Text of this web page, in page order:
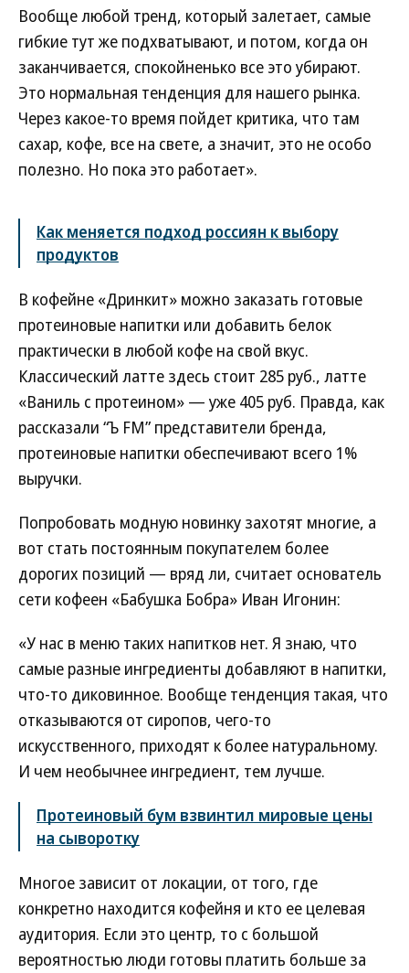
Вообще любой тренд, который залетает, самые
гибкие тут же подхватывают, и потом, когда он
заканчивается, спокойненько все это убирают.
Это нормальная тенденция для нашего рынка.
Через какое-то время пойдет критика, что там
сахар, кофе, все на свете, а значит, это не особо
полезно. Но пока это работает».
Как меняется подход россиян к выбору
продуктов
В кофейне «Дринкит» можно заказать готовые
протеиновые напитки или добавить белок
практически в любой кофе на свой вкус.
Классический латте здесь стоит 285 руб., латте
«Ваниль с протеином» — уже 405 руб. Правда, как
рассказали “Ъ FM” представители бренда,
протеиновые напитки обеспечивают всего 1%
выручки.
Попробовать модную новинку захотят многие, а
вот стать постоянным покупателем более
дорогих позиций — вряд ли, считает основатель
сети кофеен «Бабушка Бобра» Иван Игонин:
«У нас в меню таких напитков нет. Я знаю, что
самые разные ингредиенты добавляют в напитки,
что-то диковинное. Вообще тенденция такая, что
отказываются от сиропов, чего-то
искусственного, приходят к более натуральному.
И чем необычнее ингредиент, тем лучше.
Протеиновый бум взвинтил мировые цены
на сыворотку
Многое зависит от локации, от того, где
конкретно находится кофейня и кто ее целевая
аудитория. Если это центр, то с большой
вероятностью люди готовы платить больше за